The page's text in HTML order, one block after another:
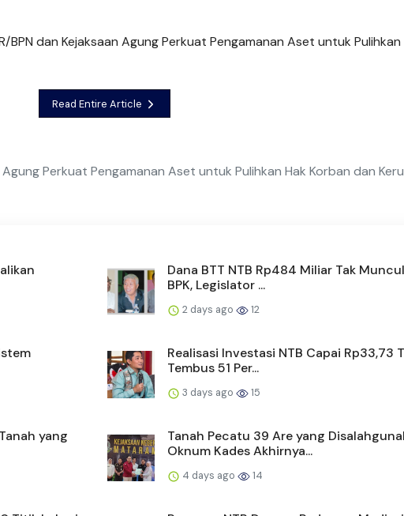
dan Kejaksaan Agung Perkuat Pengamanan Aset untuk Pulihkan
Read Entire Article
Perkuat Pengamanan Aset untuk Pulihkan Hak Korban dan
Dana BTT NTB Rp484 Miliar Tak
BPK, Legislator ...
2 days ago 12
Realisasi Investasi NTB Capai Rp33,73
Tembus 51 Per...
3 days ago 15
yang
Tanah Pecatu 39 Are yang
Oknum Kades Akhirnya...
4 days ago 14